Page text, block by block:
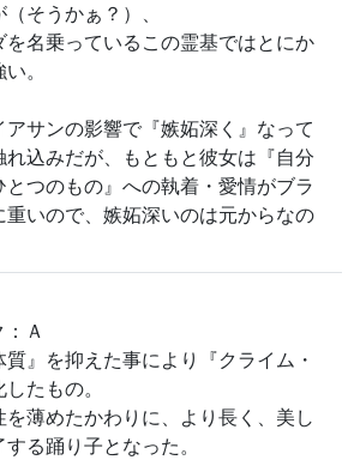
そうかぁ？）、
を名乗っているこの霊基ではとにか
。
アサンの影響で『嫉妬深く』なって
れ込みだが、もともと彼女は『自分
とつのもの』への執着・愛情がブラ
重いので、嫉妬深いのは元からなの
Ａ
』を抑えた事により『クライム・
たもの。
薄めたかわりに、より長く、美し
る踊り子となった。